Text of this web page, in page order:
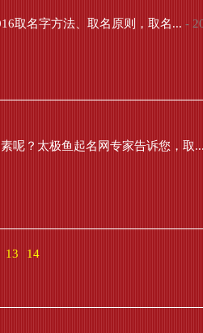
取名字方法、取名原则，取名... -
呢？太极鱼起名网专家告诉您，取...
13 14